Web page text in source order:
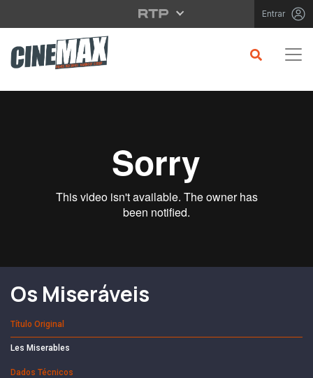
Saltar para o conteúdo principal Entrar
Filme em Cartaz
Os Miseráveis
Título Original
Les Miserables
Dados Técnicos